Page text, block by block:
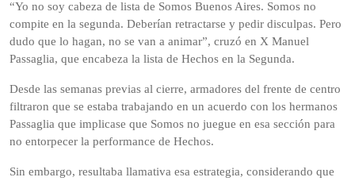
“Yo no soy cabeza de lista de Somos Buenos Aires. Somos no
compite en la segunda. Deberían retractarse y pedir disculpas. Pero
dudo que lo hagan, no se van a animar”, cruzó en X Manuel
Passaglia, que encabeza la lista de Hechos en la Segunda.
Desde las semanas previas al cierre, armadores del frente de centro
filtraron que se estaba trabajando en un acuerdo con los hermanos
Passaglia que implicase que Somos no juegue en esa sección para
no entorpecer la performance de Hechos.
Sin embargo, resultaba llamativa esa estrategia, considerando que